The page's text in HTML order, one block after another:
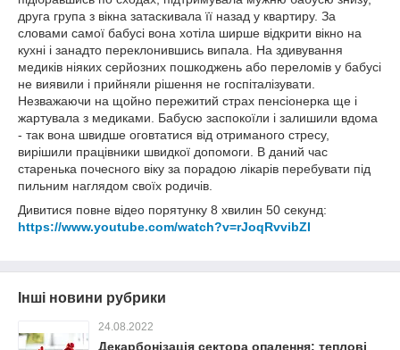
друга група з вікна затаскивала її назад у квартиру. За
словами самої бабусі вона хотіла ширше відкрити вікно на
кухні і занадто переклонившись випала. На здивування
медиків ніяких серйозних пошкоджень або переломів у бабусі
не виявили і прийняли рішення не госпіталізувати.
Незважаючи на щойно пережитий страх пенсіонерка ще і
жартувала з медиками. Бабусю заспокоїли і залишили вдома
- так вона швидше оговтатися від отриманого стресу,
вирішили працівники швидкої допомоги. В даний час
старенька почесного віку за порадою лікарів перебувати під
пильним наглядом своїх родичів.
Дивитися повне відео порятунку 8 хвилин 50 секунд:
https://www.youtube.com/watch?v=rJoqRvvibZI
Інші новини рубрики
24.08.2022
Декарбонізація сектора опалення: теплові